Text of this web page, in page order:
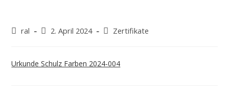
ral 2. April 2024 Zertifikate
Urkunde Schulz Farben 2024-004